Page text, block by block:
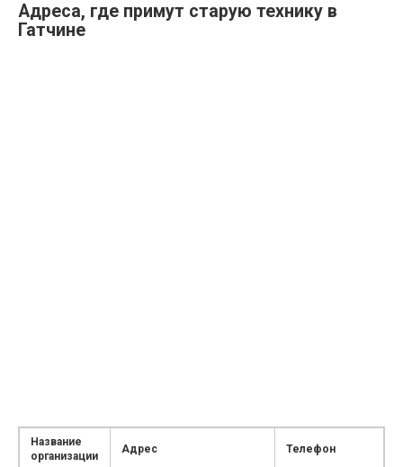
Адреса, где примут старую технику в
Гатчине
Название
организации
Адрес Телефон